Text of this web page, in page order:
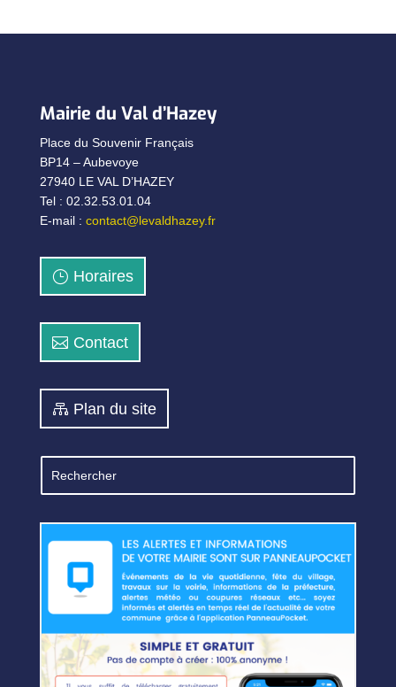
Mairie du Val d’Hazey
Place du Souvenir Français
BP14 – Aubevoye
27940 LE VAL D’HAZEY
Tel : 02.32.53.01.04
E-mail : contact@levaldhazey.fr
Horaires
Contact
Plan du site